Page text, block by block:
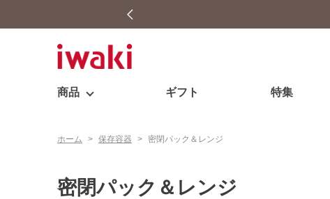
商品 ギフト 特集
ホーム > 保存容器 > 密閉パック＆レンジ
密閉パック＆レンジ